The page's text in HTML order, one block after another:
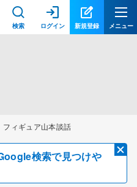
検索 ログイン 新規登録 メニュー
ィギュア山本談話
検索で見つけや